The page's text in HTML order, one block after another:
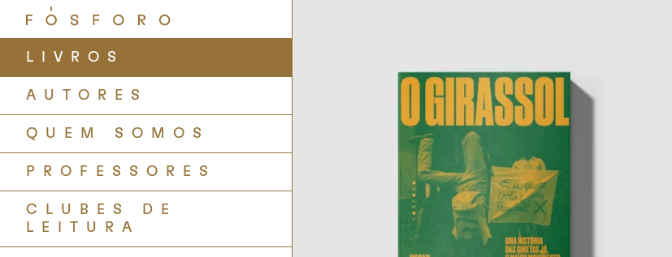
LIVROS
AUTORES
QUEM SOMOS
PROFESSORES
CLUBES DE
LEITURA